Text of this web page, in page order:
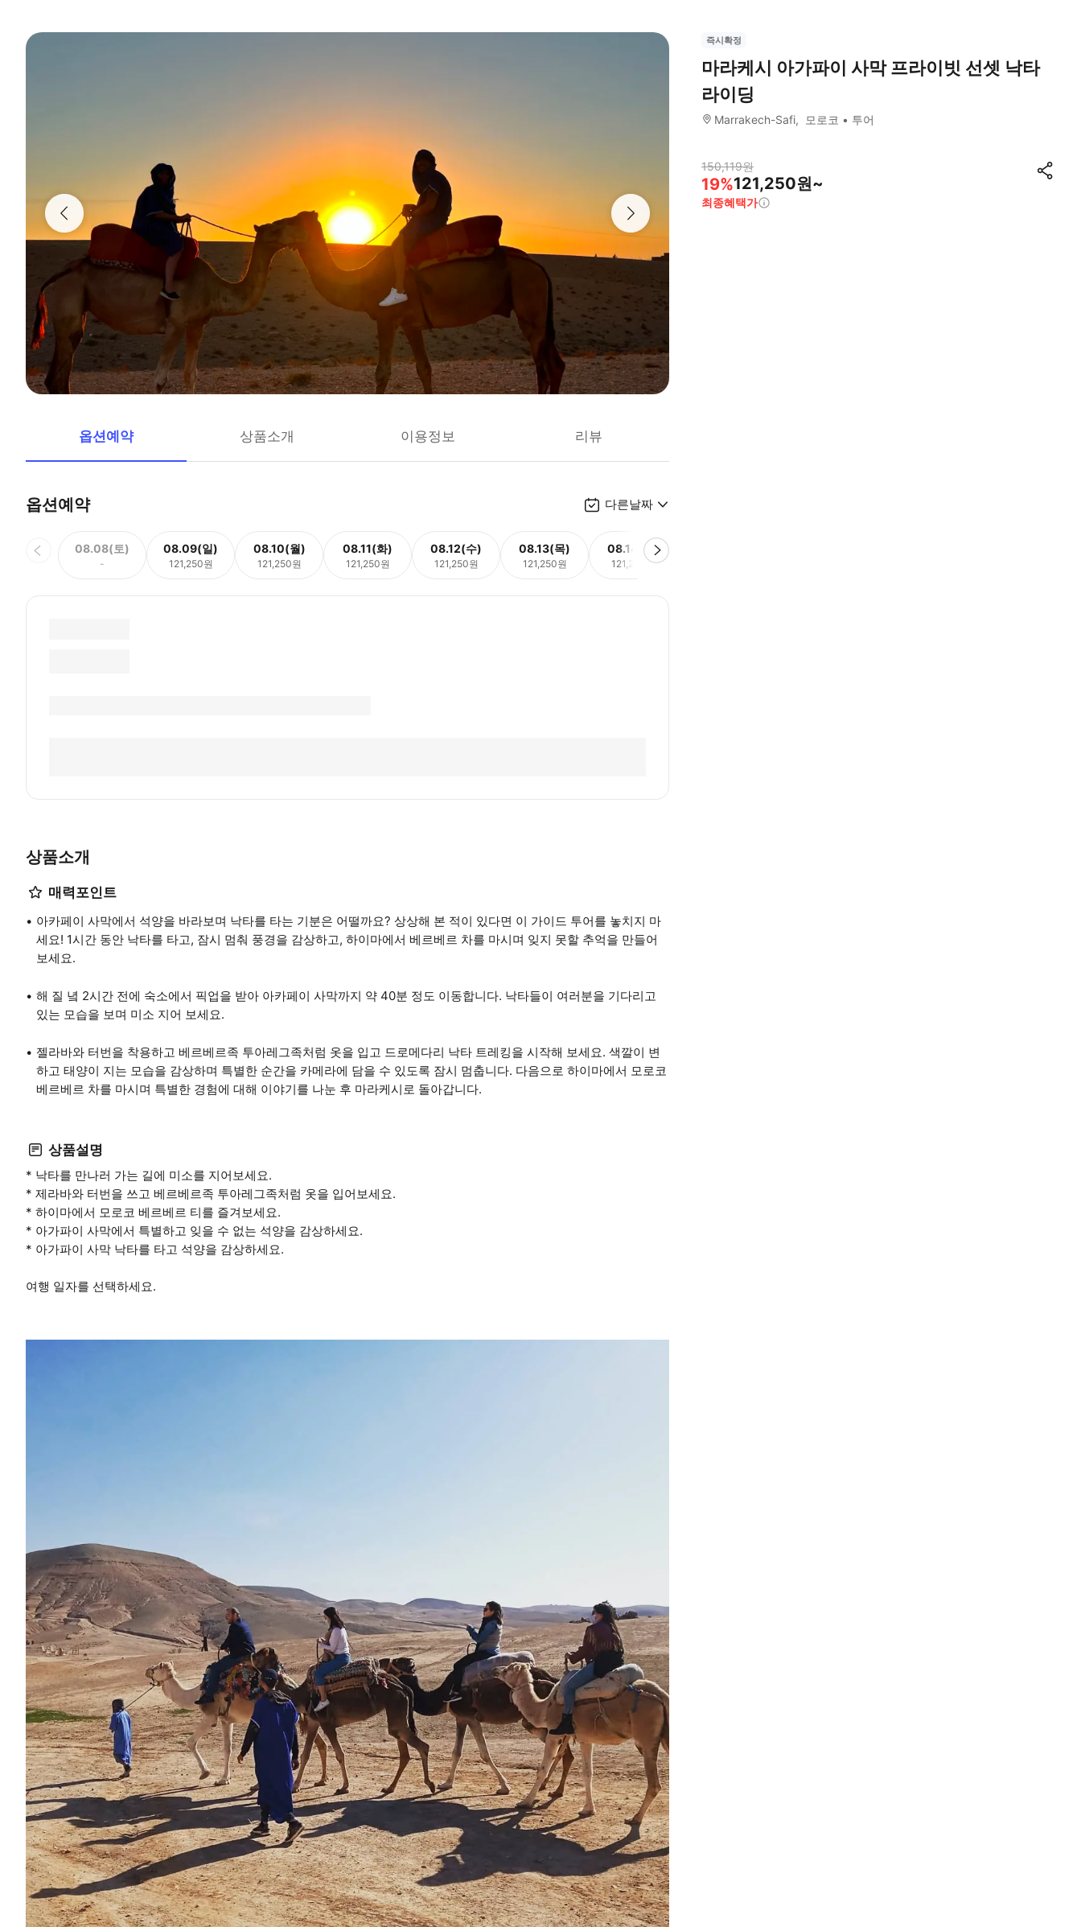
옵션예약 상품소개 이용정보 리뷰
옵션예약 다른날짜
08.08(토)
-
08.09(일)
121,250원
08.10(월)
121,250원
08.11(화)
121,250원
08.12(수)
121,250원
08.13(목)
121,250원
08.14(금)
121,250원
상품소개
매력포인트
아카페이 사막에서 석양을 바라보며 낙타를 타는 기분은 어떨까요? 상상해 본 적이 있다면 이 가이드 투어를 놓치지 마
세요! 1시간 동안 낙타를 타고, 잠시 멈춰 풍경을 감상하고, 하이마에서 베르베르 차를 마시며 잊지 못할 추억을 만들어
보세요.
해 질 녘 2시간 전에 숙소에서 픽업을 받아 아카페이 사막까지 약 40분 정도 이동합니다. 낙타들이 여러분을 기다리고
있는 모습을 보며 미소 지어 보세요.
젤라바와 터번을 착용하고 베르베르족 투아레그족처럼 옷을 입고 드로메다리 낙타 트레킹을 시작해 보세요. 색깔이 변
하고 태양이 지는 모습을 감상하며 특별한 순간을 카메라에 담을 수 있도록 잠시 멈춥니다. 다음으로 하이마에서 모로코
베르베르 차를 마시며 특별한 경험에 대해 이야기를 나눈 후 마라케시로 돌아갑니다.
상품설명
* 낙타를 만나러 가는 길에 미소를 지어보세요.
* 제라바와 터번을 쓰고 베르베르족 투아레그족처럼 옷을 입어보세요.
* 하이마에서 모로코 베르베르 티를 즐겨보세요.
* 아가파이 사막에서 특별하고 잊을 수 없는 석양을 감상하세요.
* 아가파이 사막 낙타를 타고 석양을 감상하세요.
여행 일자를 선택하세요.
즉시확정
마라케시 아가파이 사막 프라이빗 선셋 낙타
라이딩
Marrakech-Safi 모로코 투어
150,119원
19%121,250원~
최종혜택가